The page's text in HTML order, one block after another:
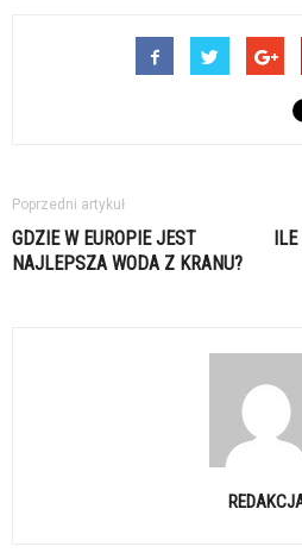
Poprzedni artykuł
GDZIE W EUROPIE JEST
NAJLEPSZA WODA Z KRANU?